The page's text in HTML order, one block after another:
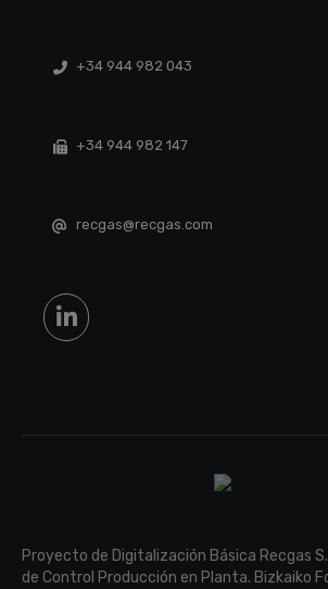
+34 944 982 043
+34 944 982 147
recgas@recgas.com
Proyecto de Digitalización Básica Recgas
de Control Producción en Planta. Bizkaiko